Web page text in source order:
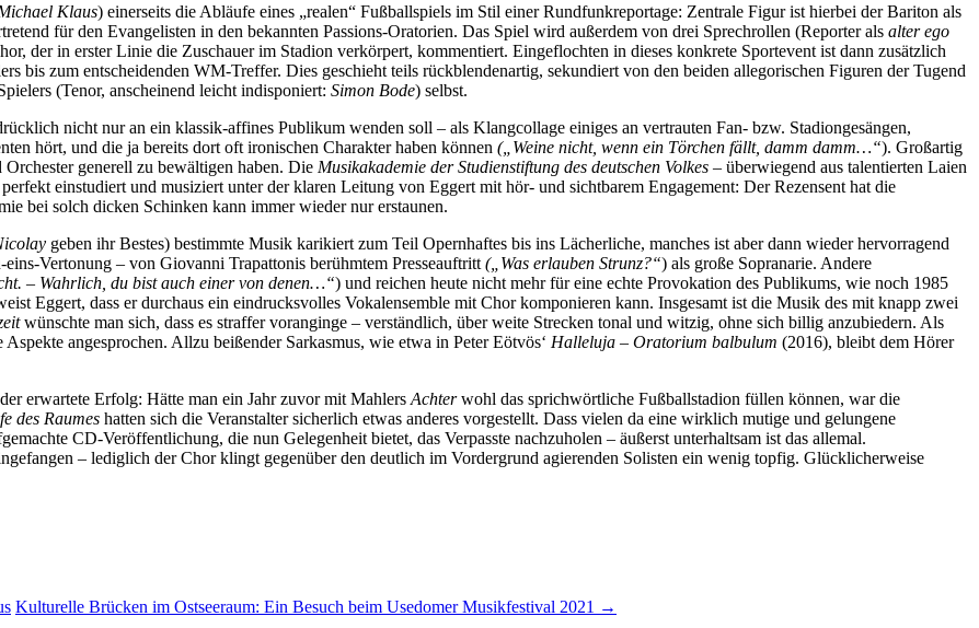
Klaus) einerseits die Abläufe eines „realen“ Fußballspiels im Stil einer Rundfunkreportage: Zentrale Figur ist hierbei der Bariton als
für den Evangelisten in den bekannten Passions-Oratorien. Das Spiel wird außerdem von drei Sprechrollen (Reporter als alter ego
der in erster Linie die Zuschauer im Stadion verkörpert, kommentiert. Eingeflochten in dieses konkrete Sportevent ist dann zusätzlich
bis zum entscheidenden WM-Treffer. Dies geschieht teils rückblendenartig, sekundiert von den beiden allegorischen Figuren der Tugend
(Tenor, anscheinend leicht indisponiert: Simon Bode) selbst.
nicht nur an ein klassik-affines Publikum wenden soll – als Klangcollage einiges an vertrauten Fan- bzw. Stadiongesängen,
hört, und die ja bereits dort oft ironischen Charakter haben können („Weine nicht, wenn ein Törchen fällt, damm damm…“). Großartig
generell zu bewältigen haben. Die Musikakademie der Studienstiftung des deutschen Volkes – überwiegend aus talentierten Laien
einstudiert und musiziert unter der klaren Leitung von Eggert mit hör- und sichtbarem Engagement: Der Rezensent hat die
bei solch dicken Schinken kann immer wieder nur erstaunen.
geben ihr Bestes) bestimmte Musik karikiert zum Teil Opernhaftes bis ins Lächerliche, manches ist aber dann wieder hervorragend
Vertonung – von Giovanni Trapattonis berühmtem Presseauftritt („Was erlauben Strunz?“) als große Sopranarie. Andere
– Wahrlich, du bist auch einer von denen…“) und reichen heute nicht mehr für eine echte Provokation des Publikums, wie noch 1985
Eggert, dass er durchaus ein eindrucksvolles Vokalensemble mit Chor komponieren kann. Insgesamt ist die Musik des mit knapp zwei
wünschte man sich, dass es straffer voranginge – verständlich, über weite Strecken tonal und witzig, ohne sich billig anzubiedern. Als
angesprochen. Allzu beißender Sarkasmus, wie etwa in Peter Eötvös‘ Halleluja – Oratorium balbulum (2016), bleibt dem Hörer
erwartete Erfolg: Hätte man ein Jahr zuvor mit Mahlers Achterwohl das sprichwörtliche Fußballstadion füllen können, war die
des Raumes hatten sich die Veranstalter sicherlich etwas anderes vorgestellt. Dass vielen da eine wirklich mutige und gelungene
CD-Veröffentlichung, die nun Gelegenheit bietet, das Verpasste nachzuholen – äußerst unterhaltsam ist das allemal.
– lediglich der Chor klingt gegenüber den deutlich im Vordergrund agierenden Solisten ein wenig topfig. Glücklicherweise
Kulturelle Brücken im Ostseeraum: Ein Besuch beim Usedomer Musikfestival 2021 →